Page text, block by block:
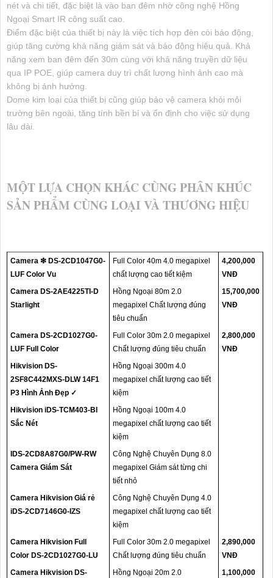
nét và chi tiết, đặc biệt là vào ban đêm nhờ công nghệ Hồng
Ngoại Smart IR công suất cao.
Điểm đặc biệt của thiết bị này là việc tích hợp đèn còi báo động,
giúp tăng cường khả năng giám sát và báo động hiệu quả. Khả
năng xem ban đêm đến 30m cùng với khả năng truyền dữ liệu
qua IP POE, giúp camera duy trì chất lượng hình ảnh cao mà
không bị ảnh hưởng.
Dome kim loại của thiết bị cũng giúp bảo vệ camera khỏi môi
trường bên ngoài, tăng tính bền bỉ và ổn định cho việc sử dụng
lâu dài.
MỘT LỰA CHỌN KHÁC CÙNG PHÂN KHÚC
SẢN PHẨM CÙNG LOẠI VÀ THƯƠNG HIỆU
Camera ❇ DS-2CD1047G0-
LUF Color Vu
Full Color 40m 4.0 megapixel
chất lượng cao tiết kiệm
4,200,000
VNĐ
Camera DS-2AE4225TI-D
Starlight
Hồng Ngoại 80m 2.0
megapixel Chất lượng đúng
tiêu chuẩn
15,700,000
VNĐ
Camera DS-2CD1027G0-
LUF Full Color
Full Color 30m 2.0 megapixel
Chất lượng đúng tiêu chuẩn
2,800,000
VNĐ
Hikvision DS-
2SF8C442MXS-DLW 14F1
P3 Hình Ảnh Đẹp ✓
Hồng Ngoại 300m 4.0
megapixel chất lượng cao tiết
kiệm
Hikvision iDS-TCM403-BI
Sắc Nét
Hồng Ngoại 100m 4.0
megapixel chất lượng cao tiết
kiệm
IDS-2CD8A87G0/PW-RW
Camera Giám Sát
Công Nghệ Chuyên Dụng 8.0
megapixel Giám sát từng chi
tiết nhỏ
Camera Hikvision Giá rẻ
iDS-2CD7146G0-IZS
Công Nghệ Chuyên Dụng 4.0
megapixel chất lượng cao tiết
kiệm
Camera Hikvision Full
Color DS-2CD1027G0-LU
Full Color 30m 2.0 megapixel
Chất lượng đúng tiêu chuẩn
2,890,000
VNĐ
Camera Hikvision DS-
Hồng Ngoại 20m 2.0
1,100,000